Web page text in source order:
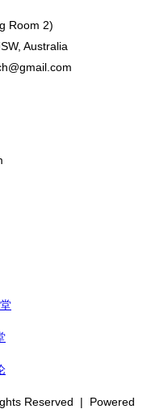
Room 2)
Australia
Reserved | Powered